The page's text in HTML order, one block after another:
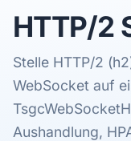
HTTP/2
Stelle HTTP/2
WebSocket auf
Aushandlung,